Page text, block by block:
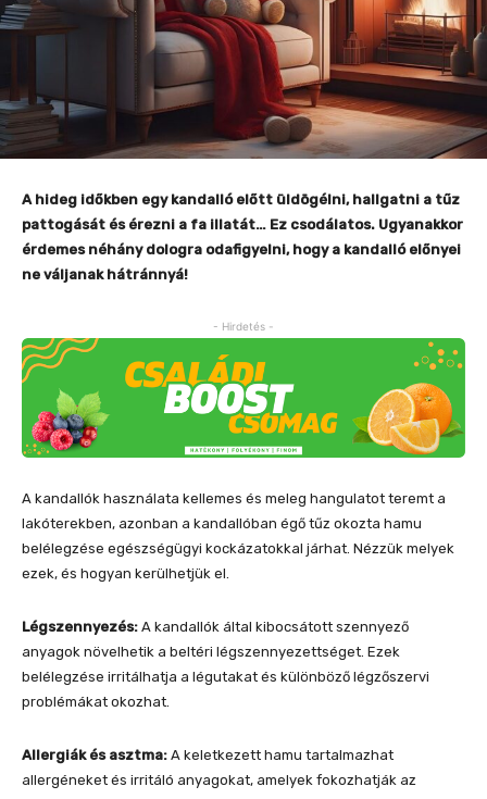
A hideg időkben egy kandalló előtt üldögélni, hallgatni a tűz
pattogását és érezni a fa illatát… Ez csodálatos. Ugyanakkor
érdemes néhány dologra odafigyelni, hogy a kandalló előnyei
ne váljanak hátránnyá!
- Hirdetés -
A kandallók használata kellemes és meleg hangulatot teremt a
lakóterekben, azonban a kandallóban égő tűz okozta hamu
belélegzése egészségügyi kockázatokkal járhat. Nézzük melyek
ezek, és hogyan kerülhetjük el.
Légszennyezés: A kandallók által kibocsátott szennyező
anyagok növelhetik a beltéri légszennyezettséget. Ezek
belélegzése irritálhatja a légutakat és különböző légzőszervi
problémákat okozhat.
Allergiák és asztma: A keletkezett hamu tartalmazhat
allergéneket és irritáló anyagokat, amelyek fokozhatják az